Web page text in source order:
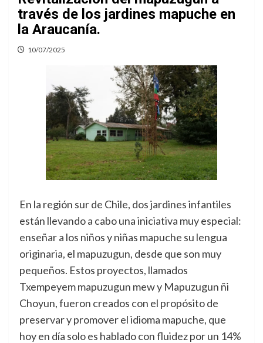
través de los jardines mapuche en
la Araucanía.
10/07/2025
En la región sur de Chile, dos jardines infantiles
están llevando a cabo una iniciativa muy especial:
enseñar a los niños y niñas mapuche su lengua
originaria, el mapuzugun, desde que son muy
pequeños. Estos proyectos, llamados
Txempeyem mapuzugun mew y Mapuzugun ñi
Choyun, fueron creados con el propósito de
preservar y promover el idioma mapuche, que
hoy en día solo es hablado con fluidez por un 14%